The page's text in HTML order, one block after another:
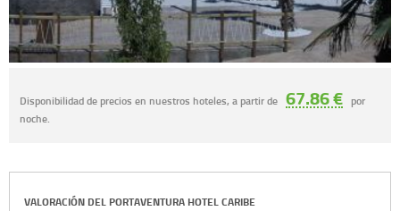
Disponibilidad de precios en nuestros hoteles, a partir de 67.86 € por
noche.
VALORACIÓN DEL PORTAVENTURA HOTEL CARIBE